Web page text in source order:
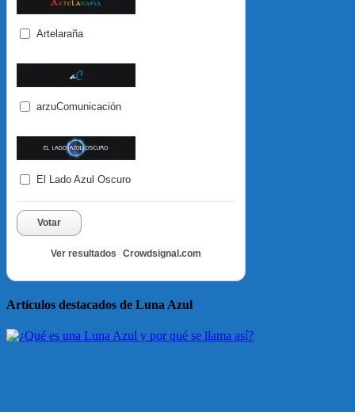
Artelaraña
arzuComunicación
El Lado Azul Oscuro
Votar
Ver resultados Crowdsignal.com
Artículos destacados de Luna Azul